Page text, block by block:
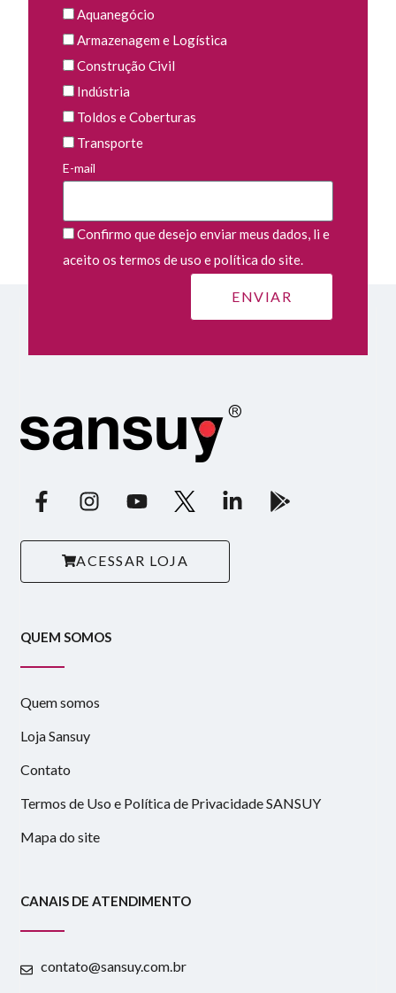
Aquanegócio
Armazenagem e Logística
Construção Civil
Indústria
Toldos e Coberturas
Transporte
E-mail
Confirmo que desejo enviar meus dados, li e
aceito os termos de uso e política do site.
ACESSAR LOJA
QUEM SOMOS
Quem somos
Loja Sansuy
Contato
Termos de Uso e Política de Privacidade SANSUY
Mapa do site
CANAIS DE ATENDIMENTO
contato@sansuy.com.br